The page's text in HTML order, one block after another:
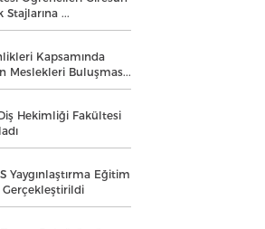
...
Kapsamında
Meslekleri Buluşmas...
Hekimliği Fakültesi
Yaygınlaştırma Eğitim
Gerçekleştirildi